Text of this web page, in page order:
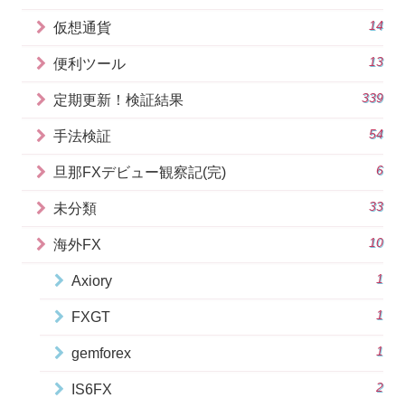
仮想通貨 14
便利ツール 13
定期更新！検証結果 339
手法検証 54
旦那FXデビュー観察記(完) 6
未分類 33
海外FX 10
Axiory 1
FXGT 1
gemforex 1
IS6FX 2